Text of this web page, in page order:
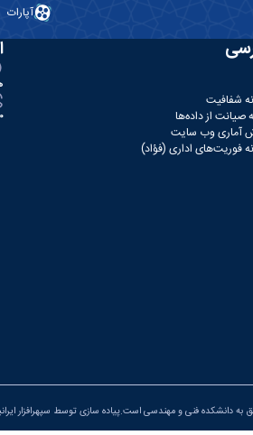
آپارات
شفافیت
صیانت از داده‌ها
آماری وب‌ سایت
فوریت‌های اداری (فؤاد)
به دانشکده فنی و مهندسی است.پیاده سازی توسط سپهرافزار